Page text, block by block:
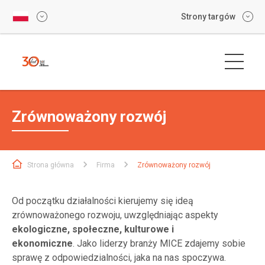
Strony targów
Zrównoważony rozwój
Strona główna Firma Zrównoważony rozwój
Od początku działalności kierujemy się ideą
zrównoważonego rozwoju, uwzględniając aspekty
ekologiczne, społeczne, kulturowe i
ekonomiczne. Jako liderzy branży MICE zdajemy sobie
sprawę z odpowiedzialności, jaka na nas spoczywa.